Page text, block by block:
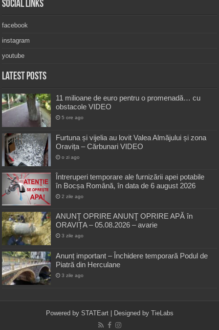
Social Links
facebook
instagram
youtube
Latest Posts
11 milioane de euro pentru o promenadă… cu
obstacole VIDEO
5 ore ago
Furtuna și vijelia au lovit Valea Almăjului și zona
Oravița – Cărbunari VIDEO
o zi ago
Întreruperi temporare ale furnizării apei potabile
în Bocșa Română, în data de 6 august 2026
2 zile ago
ANUNŢ OPRIRE ANUNŢ OPRIRE APĂ în
ORAVIȚA – 05.08.2026 – avarie
3 zile ago
Anunț important – Închidere temporară Podul de
Piatră din Herculane
3 zile ago
Powered by STATEart| Designed by TieLabs